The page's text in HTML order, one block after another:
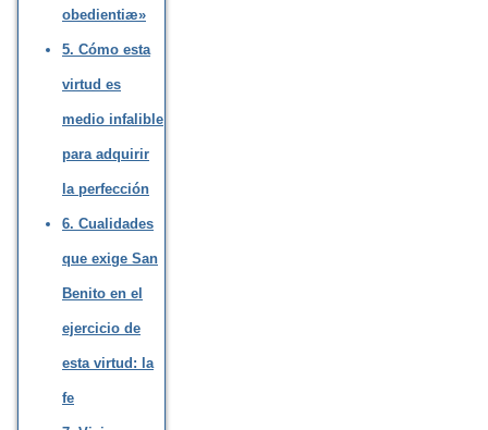
obedientiæ»
5. Cómo esta
virtud es
medio infalible
para adquirir
la perfección
6. Cualidades
que exige San
Benito en el
ejercicio de
esta virtud: la
fe